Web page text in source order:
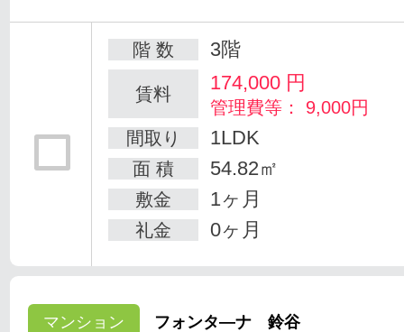
階 数 3階
賃料 174,000 円
管理費等： 9,000円
間取り
1LDK
面 積 54.82㎡
敷金 1ヶ月
礼金 0ヶ月
マンション フォンタ―ナ 鈴谷